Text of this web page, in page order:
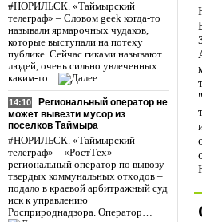
#НОРИЛЬСК. «Таймырский
телеграф» – Словом geek когда-то
называли ярмарочных чудаков,
которые выступали на потеху
публике. Сейчас гиками называют
людей, очень сильно увлеченных
каким-то…
14:10
Региональный оператор не
может вывезти мусор из
поселков Таймыра
#НОРИЛЬСК. «Таймырский
телеграф» – «РостТех» –
региональный оператор по вывозу
твердых коммунальных отходов –
подало в краевой арбитражный суд
иск к управлению
Росприроднадзора. Оператор…